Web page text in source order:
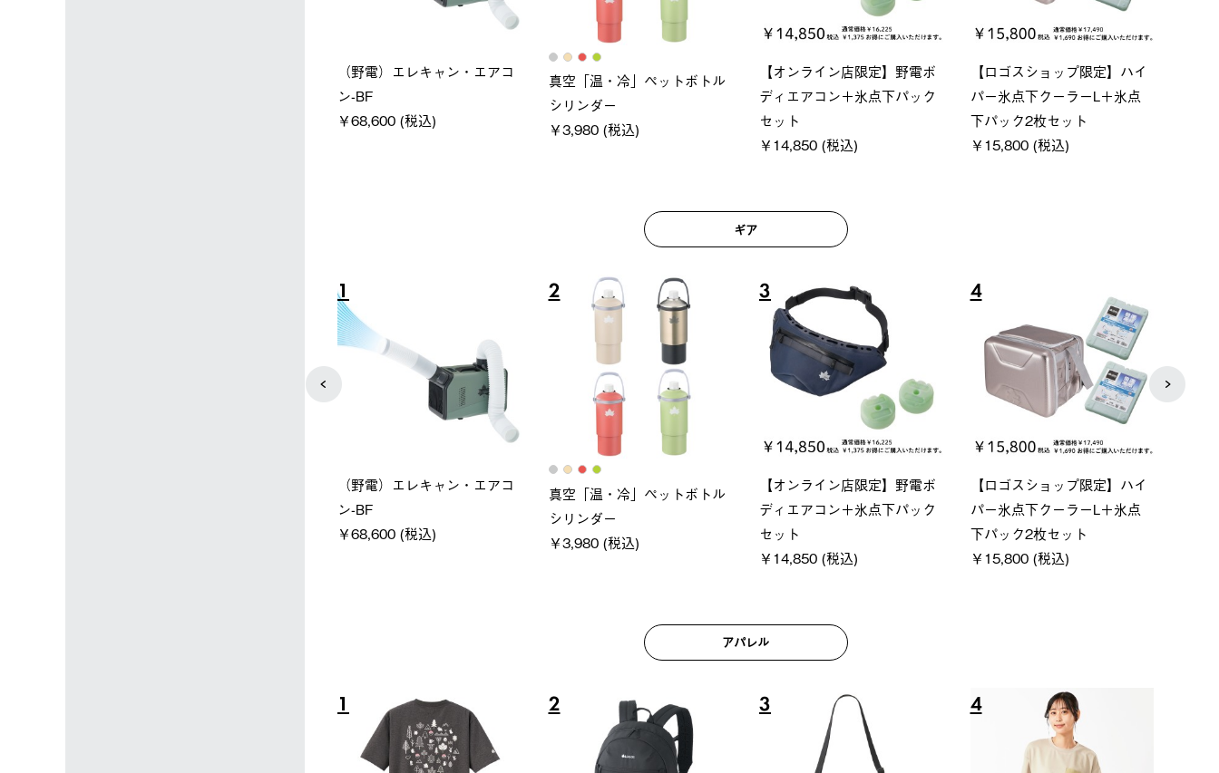
ソーラーブロック 風抜きQセ
ットタープ 250-BG
￥21,800 (税込)
ソーラーブロック 風抜きQセ
ットタープ 200-BG
￥18,800 (税込)
グランベーシック スペースベ
ース・オクタゴン-BJ
￥209,000 (税込)
Q-TOP ソーラーサンドブロッ
クサンシェード-BF
￥16,800 (税込)
ギア
ソーラーブロック 風抜きQセ
ットタープ 250-BG
￥21,800 (税込)
6
ソーラーブロック 風抜きQセ
ットタープ 200-BG
￥18,800 (税込)
7
グランベーシック スペースベ
ース・オクタゴン-BJ
￥209,000 (税込)
8
Q-TOP ソーラーサンドブロッ
クサンシェード-BF
￥16,800 (税込)
アパレル
6 7 8